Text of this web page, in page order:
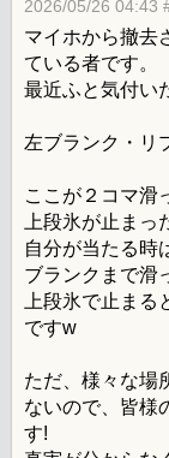
2026/05/26 04:43
マイホから撤去
ている者です。
最近ふと気付い
左ブランク・リ
ここが２コマ滑
上段氷が止ま
自分が当たる時
ブランクまで滑
上段氷で止ま
ですw
ただ、様々な場
ないので、皆様
す!